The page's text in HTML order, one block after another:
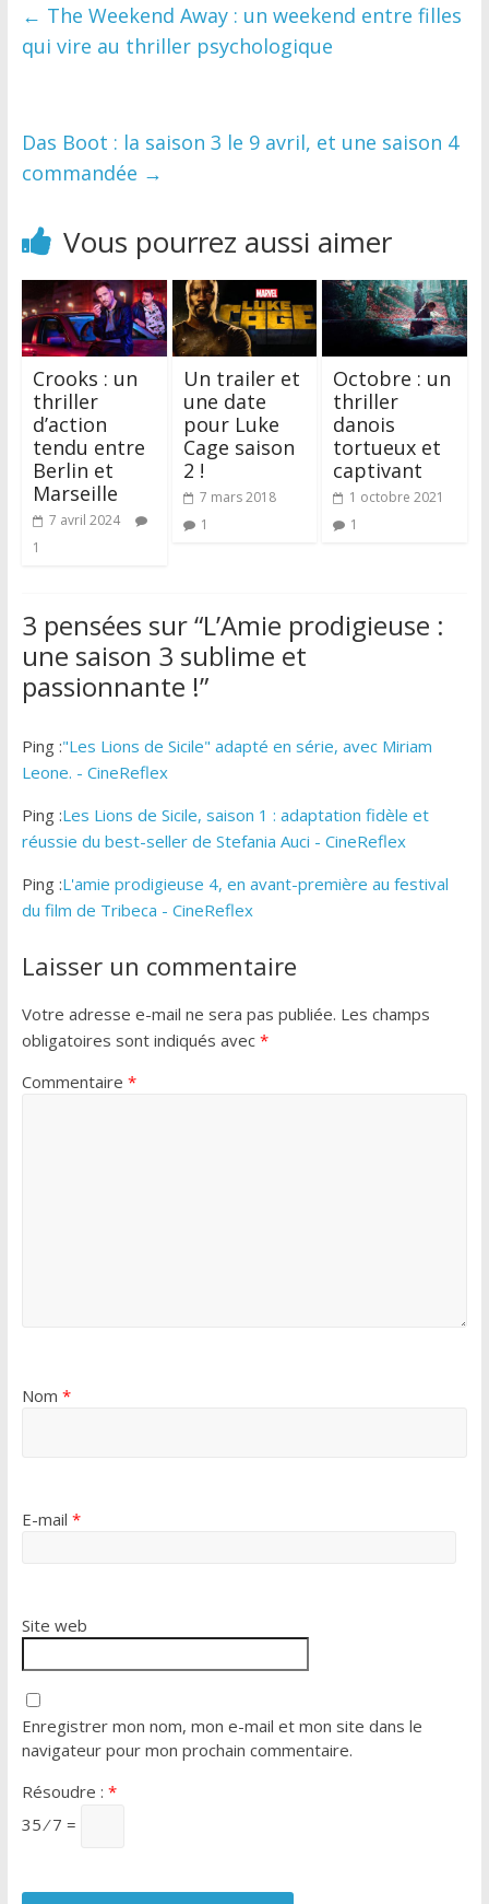
← The Weekend Away : un weekend entre filles
qui vire au thriller psychologique
Das Boot : la saison 3 le 9 avril, et une saison 4
commandée →
Vous pourrez aussi aimer
Crooks : un
thriller
d’action
tendu entre
Berlin et
Marseille
7 avril 2024
1
Un trailer et
une date
pour Luke
Cage saison
2 !
7 mars 2018
1
Octobre : un
thriller
danois
tortueux et
captivant
1 octobre 2021
1
3 pensées sur “L’Amie prodigieuse :
une saison 3 sublime et
passionnante !”
Ping :"Les Lions de Sicile" adapté en série, avec Miriam
Leone. - CineReflex
Ping :Les Lions de Sicile, saison 1 : adaptation fidèle et
réussie du best-seller de Stefania Auci - CineReflex
Ping :L'amie prodigieuse 4, en avant-première au festival
du film de Tribeca - CineReflex
Laisser un commentaire
Votre adresse e-mail ne sera pas publiée. Les champs
obligatoires sont indiqués avec *
Commentaire *
Nom *
E-mail *
Site web
Enregistrer mon nom, mon e-mail et mon site dans le
navigateur pour mon prochain commentaire.
Résoudre : *
35 ⁄ 7 =